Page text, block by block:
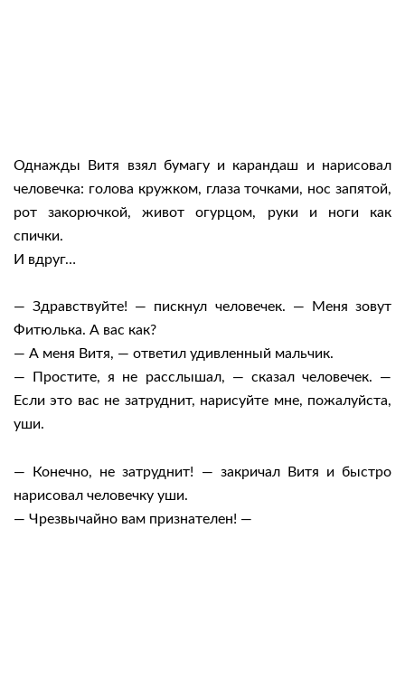
Однажды Витя взял бумагу и карандаш и нарисовал
человечка: голова кружком, глаза точками, нос запятой,
рот закорючкой, живот огурцом, руки и ноги как
спички.
И вдруг…
— Здравствуйте! — пискнул человечек. — Меня зовут
Фитюлька. А вас как?
— А меня Витя, — ответил удивленный мальчик.
— Простите, я не расслышал, — сказал человечек. —
Если это вас не затруднит, нарисуйте мне, пожалуйста,
уши.
— Конечно, не затруднит! — закричал Витя и быстро
нарисовал человечку уши.
— Чрезвычайно вам признателен! —